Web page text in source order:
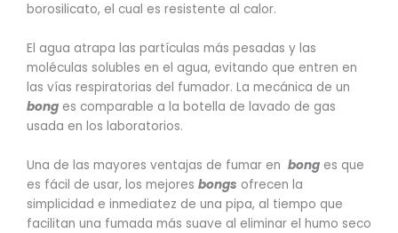
borosilicato, el cual es resistente al calor.
El agua atrapa las partículas más pesadas y las
moléculas solubles en el agua, evitando que entren en
las vías respiratorias del fumador. La mecánica de un
bong es comparable a la botella de lavado de gas
usada en los laboratorios.
Una de las mayores ventajas de fumar en bong es que
es fácil de usar, los mejores bongs ofrecen la
simplicidad e inmediatez de una pipa, al tiempo que
facilitan una fumada más suave al eliminar el humo seco